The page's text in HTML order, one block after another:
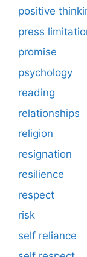
positive
press
promise
psychology
reading
relationships
religion
resignation
resilience
respect
risk
self reliance